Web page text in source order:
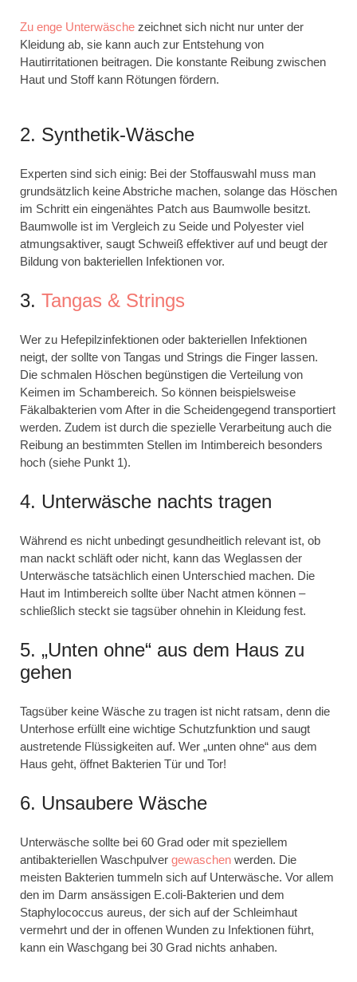
Zu enge Unterwäsche zeichnet sich nicht nur unter der
Kleidung ab, sie kann auch zur Entstehung von
Hautirritationen beitragen. Die konstante Reibung zwischen
Haut und Stoff kann Rötungen fördern.
2. Synthetik-Wäsche
Experten sind sich einig: Bei der Stoffauswahl muss man
grundsätzlich keine Abstriche machen, solange das Höschen
im Schritt ein eingenähtes Patch aus Baumwolle besitzt.
Baumwolle ist im Vergleich zu Seide und Polyester viel
atmungsaktiver, saugt Schweiß effektiver auf und beugt der
Bildung von bakteriellen Infektionen vor.
3. Tangas & Strings
Wer zu Hefepilzinfektionen oder bakteriellen Infektionen
neigt, der sollte von Tangas und Strings die Finger lassen.
Die schmalen Höschen begünstigen die Verteilung von
Keimen im Schambereich. So können beispielsweise
Fäkalbakterien vom After in die Scheidengegend transportiert
werden. Zudem ist durch die spezielle Verarbeitung auch die
Reibung an bestimmten Stellen im Intimbereich besonders
hoch (siehe Punkt 1).
4. Unterwäsche nachts tragen
Während es nicht unbedingt gesundheitlich relevant ist, ob
man nackt schläft oder nicht, kann das Weglassen der
Unterwäsche tatsächlich einen Unterschied machen. Die
Haut im Intimbereich sollte über Nacht atmen können –
schließlich steckt sie tagsüber ohnehin in Kleidung fest.
5. „Unten ohne“ aus dem Haus zu
gehen
Tagsüber keine Wäsche zu tragen ist nicht ratsam, denn die
Unterhose erfüllt eine wichtige Schutzfunktion und saugt
austretende Flüssigkeiten auf. Wer „unten ohne“ aus dem
Haus geht, öffnet Bakterien Tür und Tor!
6. Unsaubere Wäsche
Unterwäsche sollte bei 60 Grad oder mit speziellem
antibakteriellen Waschpulver gewaschen werden. Die
meisten Bakterien tummeln sich auf Unterwäsche. Vor allem
den im Darm ansässigen E.coli-Bakterien und dem
Staphylococcus aureus, der sich auf der Schleimhaut
vermehrt und der in offenen Wunden zu Infektionen führt,
kann ein Waschgang bei 30 Grad nichts anhaben.